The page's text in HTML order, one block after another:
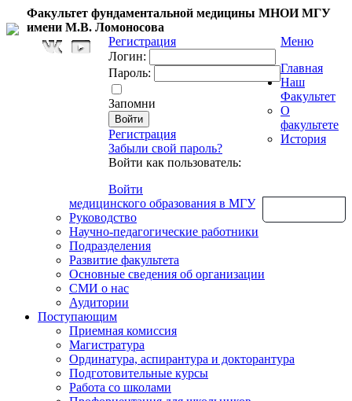
Факультет фундаментальной медицины МНОИ МГУ
имени М.В. Ломоносова
Регистрация
Логин:
Пароль:
Запомни
Регистрация
Забыли свой пароль?
Войти как пользователь:
Войти
Меню
Главная
Наш
Факультет
О
факультете
История
медицинского образования в МГУ
Руководство
Научно-педагогические работники
Подразделения
Развитие факультета
Основные сведения об организации
СМИ о нас
Аудитории
Поступающим
Приемная комиссия
Магистратура
Ординатура, аспирантура и докторантура
Подготовительные курсы
Работа со школами